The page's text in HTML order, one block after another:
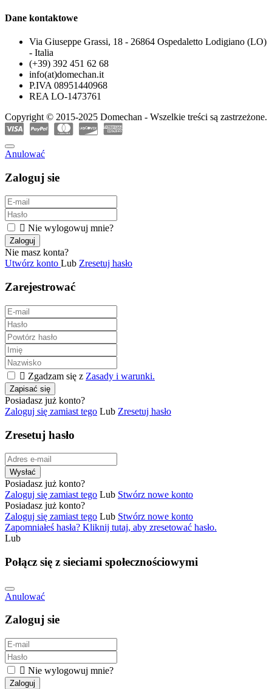
Dane kontaktowe
Via Giuseppe Grassi, 18 - 26864 Ospedaletto Lodigiano (LO)
- Italia
(+39) 392 451 62 68
info(at)domechan.it
P.IVA 08951440968
REA LO-1473761
Copyright © 2015-2025 Domechan - Wszelkie treści są zastrzeżone.
Anulować
Zaloguj sie
 Nie wylogowuj mnie?
Zaloguj
Nie masz konta?
Utwórz konto Lub Zresetuj hasło
Zarejestrować
 Zgadzam się z Zasady i warunki.
Zapisać się
Posiadasz już konto?
Zaloguj się zamiast tego Lub Zresetuj hasło
Zresetuj hasło
Wysłać
Posiadasz już konto?
Zaloguj się zamiast tego Lub Stwórz nowe konto
Posiadasz już konto?
Zaloguj się zamiast tego Lub Stwórz nowe konto
Zapomniałeś hasła? Kliknij tutaj, aby zresetować hasło.
Lub
Połącz się z sieciami społecznościowymi
Anulować
Zaloguj sie
 Nie wylogowuj mnie?
Zaloguj